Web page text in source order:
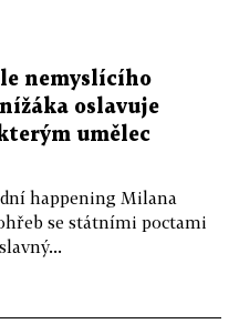
nemyslícího
oslavuje
umělec
happening Milana
se státními poctami